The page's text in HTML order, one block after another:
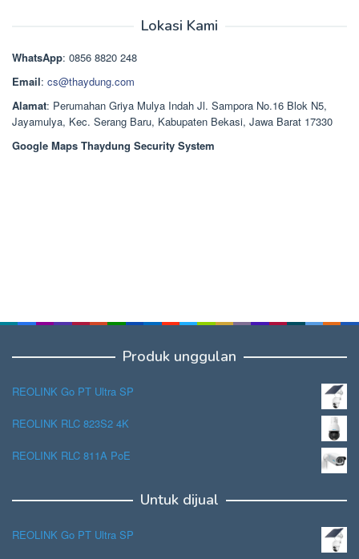
Rp1.378.000.
Lokasi Kami
WhatsApp: 0856 8820 248
Email: cs@thaydung.com
Alamat: Perumahan Griya Mulya Indah Jl. Sampora No.16 Blok N5,
Jayamulya, Kec. Serang Baru, Kabupaten Bekasi, Jawa Barat 17330
Google Maps Thaydung Security System
Produk unggulan
REOLINK Go PT Ultra SP
REOLINK RLC 823S2 4K
REOLINK RLC 811A PoE
Untuk dijual
REOLINK Go PT Ultra SP